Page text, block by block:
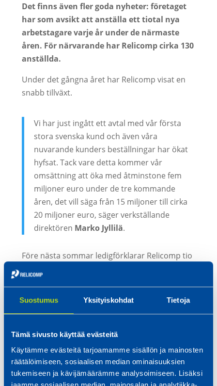
Suostumus Yksityiskohdat Tietoja
Tämä sivusto käyttää evästeitä
Käytämme evästeitä tarjoamamme sisällön ja mainosten
räätälöimiseen, sosiaalisen median ominaisuuksien
tukemiseen ja kävijämäärämme analysoimiseen. Lisäksi
Det finns även fler goda nyheter: företaget
har som avsikt att anställa ett tiotal nya
arbetstagare varje år under de närmaste
åren. För närvarande har Relicomp cirka 130
anställda.
Under det gångna året har Relicomp visat en
snabb tillväxt.
Vi har just ingått ett avtal med vår första
stora svenska kund och även våra
nuvarande kunders beställningar har ökat
hyfsat. Tack vare detta kommer vår
omsättning att öka med åtminstone fem
miljoner euro under de tre kommande
åren, det vill säga från 15 miljoner till cirka
20 miljoner euro, säger verkställande
direktören Marko Jyllilä.
Före nästa sommar ledigförklarar Relicomp tio
företaget att rekrytera experter inom
metallproduktion till bland annat plåtklippning,
expedition.
Vi har även själva utbildat nya experter hela
tiden. Det viktigaste är rätt attityd. Det